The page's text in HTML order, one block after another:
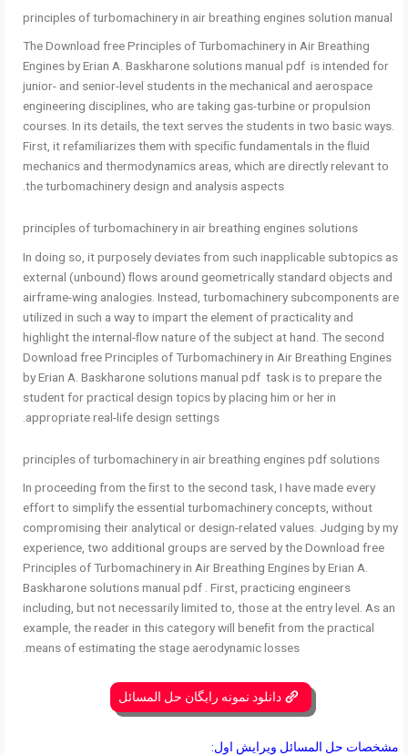
principles of turbomachinery in air breathing engines solution manual
The Download free Principles of Turbomachinery in Air Breathing
Engines by Erian A. Baskharone solutions manual pdf is intended for
junior- and senior-level students in the mechanical and aerospace
engineering disciplines, who are taking gas-turbine or propulsion
courses. In its details, the text serves the students in two basic ways.
First, it refamiliarizes them with speciﬁc fundamentals in the ﬂuid
mechanics and thermodynamics areas, which are directly relevant to
the turbomachinery design and analysis aspects.
principles of turbomachinery in air breathing engines solutions
In doing so, it purposely deviates from such inapplicable subtopics as
external (unbound) ﬂows around geometrically standard objects and
airframe-wing analogies. Instead, turbomachinery subcomponents are
utilized in such a way to impart the element of practicality and
highlight the internal-ﬂow nature of the subject at hand. The second
Download free Principles of Turbomachinery in Air Breathing Engines
by Erian A. Baskharone solutions manual pdf task is to prepare the
student for practical design topics by placing him or her in
appropriate real-life design settings.
principles of turbomachinery in air breathing engines pdf solutions
In proceeding from the ﬁrst to the second task, I have made every
effort to simplify the essential turbomachinery concepts, without
compromising their analytical or design-related values. Judging by my
experience, two additional groups are served by the Download free
Principles of Turbomachinery in Air Breathing Engines by Erian A.
Baskharone solutions manual pdf . First, practicing engineers
including, but not necessarily limited to, those at the entry level. As an
example, the reader in this category will beneﬁt from the practical
means of estimating the stage aerodynamic losses.
دانلود نمونه رایگان حل المسائل
مشخصات حل المسائل ویرایش اول: